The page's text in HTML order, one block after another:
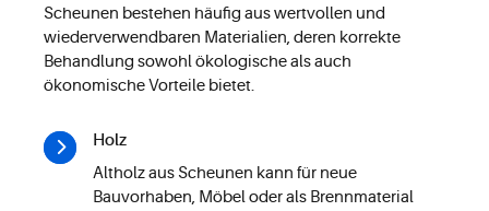
Scheunen bestehen häufig aus wertvollen und
wiederverwendbaren Materialien, deren korrekte
Behandlung sowohl ökologische als auch
ökonomische Vorteile bietet.
Holz
Altholz aus Scheunen kann für neue
Bauvorhaben, Möbel oder als Brennmaterial